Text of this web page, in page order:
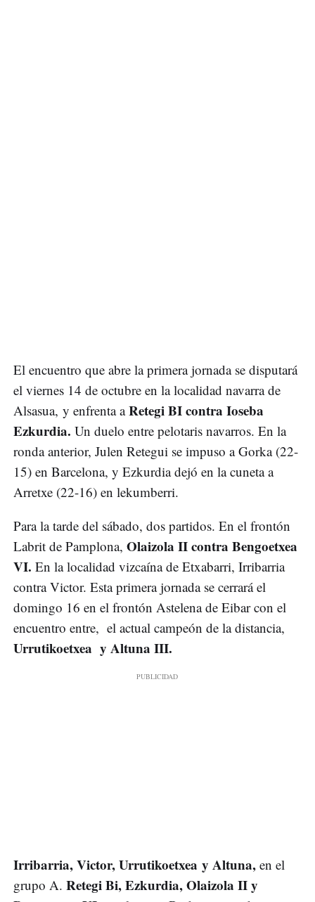
El encuentro que abre la primera jornada se disputará
el viernes 14 de octubre en la localidad navarra de
Alsasua, y enfrenta aRetegi BI contra Ioseba
Ezkurdia. Un duelo entre pelotaris navarros. En la
ronda anterior, Julen Retegui se impuso a Gorka (22-
15) en Barcelona, y Ezkurdia dejó en la cuneta a
Arretxe (22-16) en lekumberri.
Para la tarde del sábado, dos partidos. En el frontón
Labrit de Pamplona, Olaizola II contra Bengoetxea
VI. En la localidad vizcaína de Etxabarri, Irribarria
contra Victor. Esta primera jornada se cerrará el
domingo 16 en el frontón Astelena de Eibar con el
encuentro entre, el actual campeón de la distancia,
Urrutikoetxea y Altuna III.
Irribarria, Victor, Urrutikoetxea y Altuna, en el
grupo A. Retegi Bi, Ezkurdia, Olaizola II y